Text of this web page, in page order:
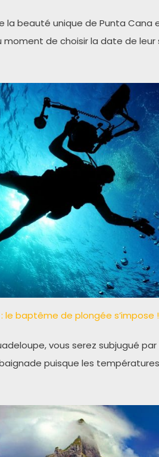
la beauté unique de Punta
moment de choisir la date de
le baptême de plongée s’impose !
vous serez subjugué
puisque les